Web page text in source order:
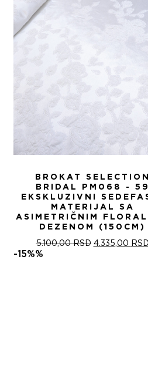
BROKAT SELECTION
BRIDAL PM068 - 59
EKSKLUZIVNI
MATERIJAL SA
ASIMETRIČNIM
DEZENOM (150CM)
5.100,00RSD ОРИГИНАЛНА
4.335,00 RSD
-15%%